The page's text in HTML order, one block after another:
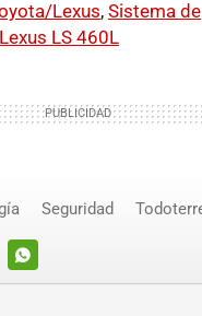
Lexus, Sistema de
LS 460L
WHATSAPP
Seguridad